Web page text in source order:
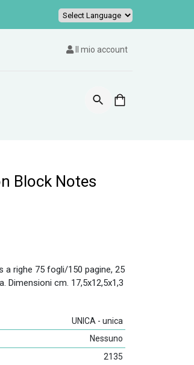
Powered by
Il mio account
Block Notes
a righe 75 fogli/150 pagine, 25
Dimensioni cm. 17,5x12,5x1,3
UNICA - unica
Nessuno
2135